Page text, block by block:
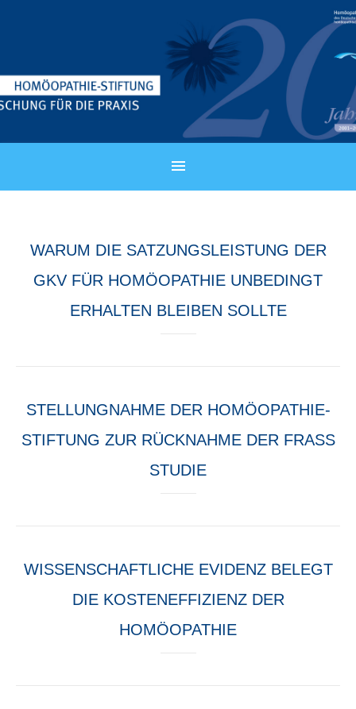
WARUM DIE SATZUNGSLEISTUNG DER
GKV FÜR HOMÖOPATHIE UNBEDINGT
ERHALTEN BLEIBEN SOLLTE
STELLUNGNAHME DER HOMÖOPATHIE-
STIFTUNG ZUR RÜCKNAHME DER FRASS
STUDIE
WISSENSCHAFTLICHE EVIDENZ BELEGT
DIE KOSTENEFFIZIENZ DER
HOMÖOPATHIE